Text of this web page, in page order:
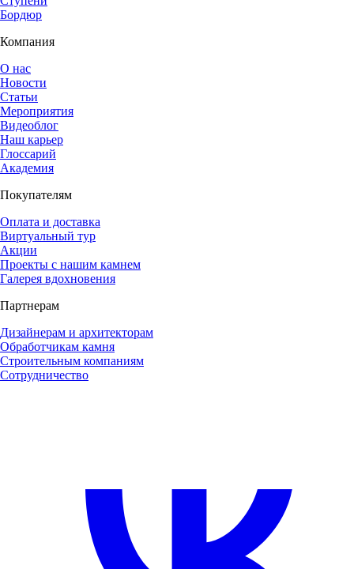
Бордюр
Компания
О нас
Новости
Статьи
Мероприятия
Видеоблог
Наш карьер
Глоссарий
Академия
Покупателям
Оплата и доставка
Виртуальный тур
Акции
Проекты с нашим камнем
Галерея вдохновения
Партнерам
Дизайнерам и архитекторам
Обработчикам камня
Строительным компаниям
Сотрудничество